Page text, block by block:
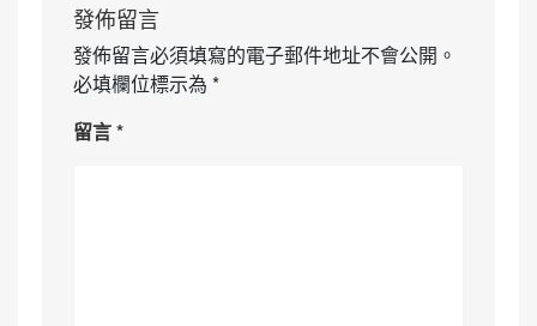
發佈留言
發佈留言必須填寫的電子郵件地址不會公開。
必填欄位標示為 *
留言*